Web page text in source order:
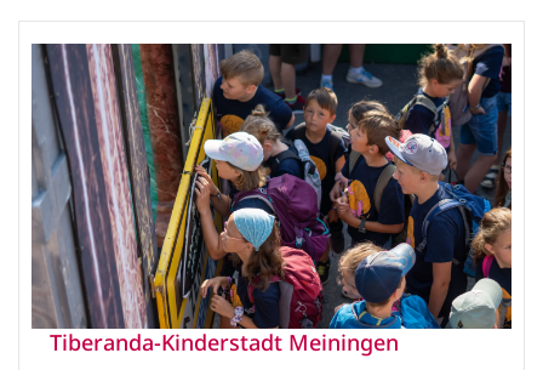
Tiberanda-Kinderstadt Meiningen